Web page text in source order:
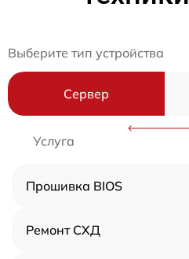
Выберите тип устройства
Сервер
Услуга
Прошивка BIOS
Ремонт СХД